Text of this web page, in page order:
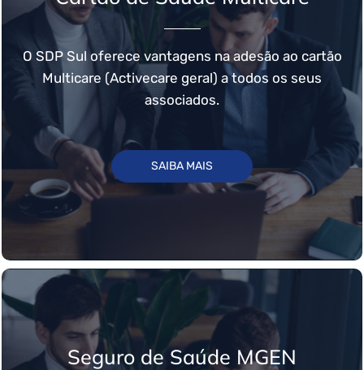
O SDP Sul oferece vantagens na adesão ao cartão
Multicare (Activecare geral) a todos os seus
associados.
SAIBA MAIS
Seguro de Saúde MGEN